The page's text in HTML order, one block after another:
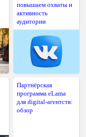
повышаем охваты и
активность
аудитории
Партнёрская
программа eLama
для digital-агентств:
обзор